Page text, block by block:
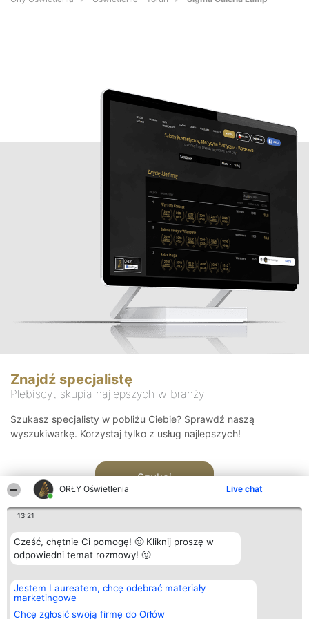
ORŁY Oświetlenia Live chat
13:21
Cześć, chętnie Ci pomogę! 🙂 Kliknij proszę w
odpowiedni temat rozmowy! 🙂
Jestem Laureatem, chcę odebrać materiały
marketingowe
Chcę zgłosić swoją firmę do Orłów
Znajdź specjalistę
Plebiscyt skupia najlepszych w branży
Szukasz specjalisty w pobliżu Ciebie? Sprawdź naszą
wyszukiwarkę. Korzystaj tylko z usług najlepszych!
Szukaj
Organizator plebiscytu
Bright Side Solutions sp. z o.
o. sp. k.
ul. Ruska 22
Plebiscyt
Laureaci
wszystkich
Kontakt
Kontakt